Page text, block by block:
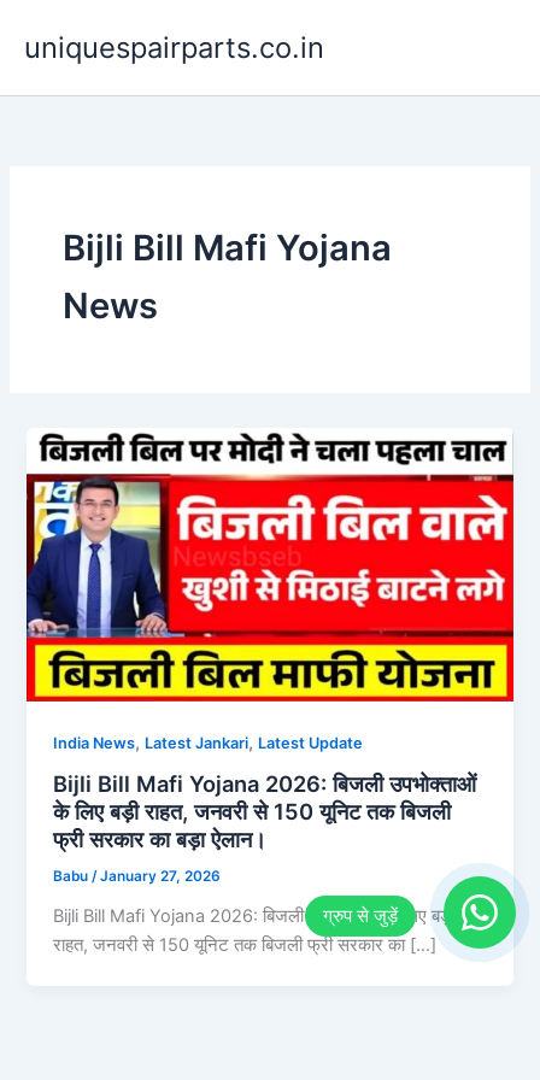
uniquespairparts.co.in
Bijli Bill Mafi Yojana
News
India News, Latest Jankari, Latest Update
Bijli Bill Mafi Yojana 2026: बिजली उपभोक्ताओं
के लिए बड़ी राहत, जनवरी से 150 यूनिट तक बिजली
फ्री सरकार का बड़ा ऐलान।
Babu/January 27, 2026
Bijli Bill Mafi Yojana 2026: बिजली उपभोक्ताओं के लिए बड़ी
राहत, जनवरी से 150 यूनिट तक बिजली फ्री सरकार का […]